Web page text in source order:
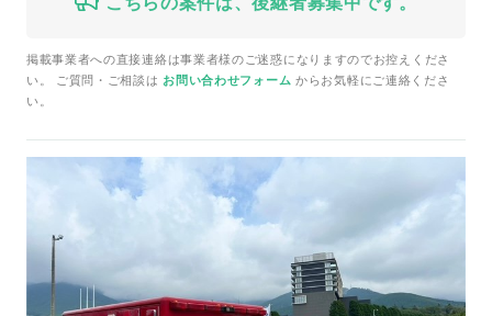
掲載事業者への直接連絡は事業者様のご迷惑になりますのでお控えくださ
い。 ご質問・ご相談は お問い合わせフォーム からお気軽にご連絡くださ
い。